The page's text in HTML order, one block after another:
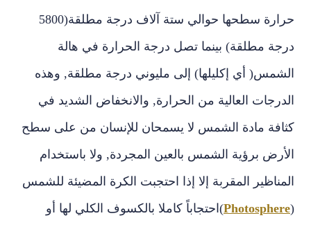
درجة مطلقة‏)‏ بينما تصل درجة الحرارة في هالة
الشمس‏(‏ أي إكليلها‏)‏ إلى مليوني درجة مطلقة‏,‏ وهذه
الدرجات العالية من الحرارة‏,‏ والانخفاض الشديد في
كثافة مادة الشمس لا يسمحان للإنسان من على سطح
الأرض برؤية الشمس بالعين المجردة‏,‏ ولا باستخدام
المناظير المقربة إلا إذا احتجبت الكرة المضيئة للشمس
(
Photosphere)‏احتجاباً كاملا بالكسوف الكلي لها أو